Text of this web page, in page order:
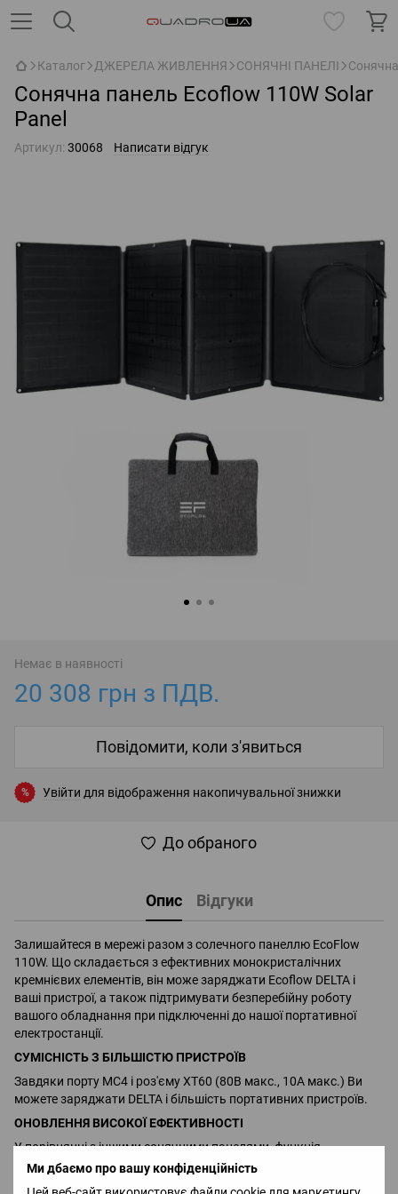
Ми дбаємо про вашу конфіденційність
Каталог ДЖЕРЕЛА ЖИВЛЕННЯ СОНЯЧНІ ПАНЕЛІ
Сонячна панель Ecoflow 110W Solar
Panel
Артикул: 30068 Написати відгук
Немає в наявності
20 308 грн з ПДВ.
Повідомити, коли з'явиться
% Увійти для відображення накопичувальної знижки
До обраного
Опис Відгуки
Залишайтеся в мережі разом з солечного панеллю EcoFlow
110W. Що складається з ефективних монокристалічних
кремнієвих елементів, він може заряджати Ecoflow DELTA і
ваші пристрої, а також підтримувати безперебійну роботу
вашого обладнання при підключенні до нашої портативної
електростанції.
СУМІСНІСТЬ З БІЛЬШІСТЮ ПРИСТРОЇВ
Завдяки порту MC4 і роз'єму XT60 (80В макс., 10А макс.) Ви
можете заряджати DELTA і більшість портативних пристроїв.
ОНОВЛЕННЯ ВИСОКОЇ ЕФЕКТИВНОСТІ
У порівнянні з іншими сонячними панелями, функція
об'єднання в ланцюжок дозволяє об'єднати в ланцюг